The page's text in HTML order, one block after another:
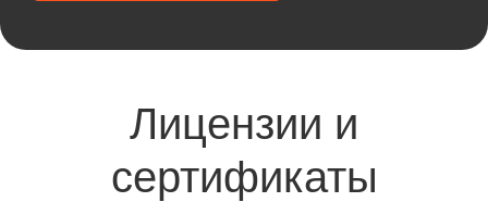
Лицензии и
сертификаты